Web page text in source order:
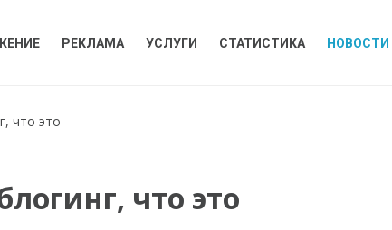
РЕКЛАМА УСЛУГИ СТАТИСТИКА НОВОСТИ
что это
что это